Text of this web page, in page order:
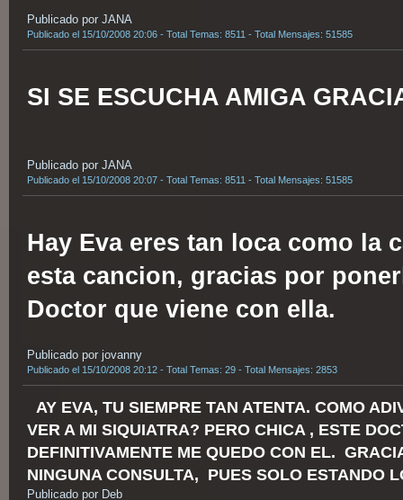
Publicado por JANA
Publicado el 15/10/2008 20:06 - Total Temas: 8511 - Total Mensajes: 51585
SI SE ESCUCHA AMIGA
Publicado por JANA
Publicado el 15/10/2008 20:07 - Total Temas: 8511 - Total Mensajes: 51585
Hay Eva eres tan loca como la
esta cancion, gracias por
Doctor que viene con ella.
Publicado por jovanny
Publicado el 15/10/2008 20:12 - Total Temas: 29 - Total Mensajes: 2853
AY EVA, TU SIEMPRE TAN ATENTA. COMO
VER A MI SIQUIATRA? PERO CHICA , ESTE
DEFINITIVAMENTE ME QUEDO CON EL.
NINGUNA CONSULTA, PUES SOLO ESTANDO
Publicado por Deb